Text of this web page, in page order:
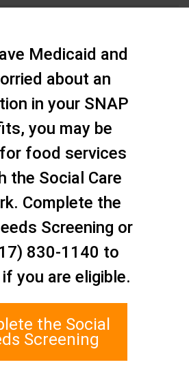
700
Medicaid and
about an
in your SNAP
you may be
food services
the Social Care
Complete the
Screening or
830-1140 to
you are eligible.
the Social
Screening